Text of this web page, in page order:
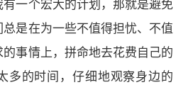
一个宏大的计划，那就是避免
是在为一些不值得担忧、不值
事情上，拼命地去花费自己的
多的时间，仔细地观察身边的